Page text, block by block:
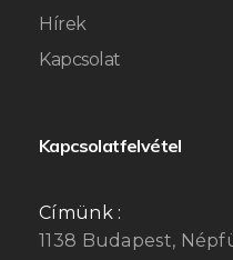
Hírek
Kapcsolat
Kapcsolatfelvétel
Címünk :
1138 Budapest,